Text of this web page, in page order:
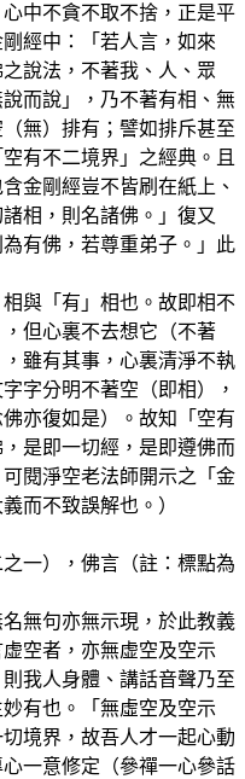
中不貪不取不捨，正是平
經中：「若人言，如來
說法，不著我、人、眾
而說」，乃不著有相、無
無）排有；譬如排斥甚至
有不二境界」之經典。且
金剛經豈不皆刷在紙上、
相，則名諸佛。」復又
有佛，若尊重弟子。」此
與「有」相也。故即相不
但心裏不去想它（不著
雖有其事，心裏清淨不執
字分明不著空（即相），
亦復如是）。故知「空有
是即一切經，是即遵佛而
閱淨空老法師開示之「金
而不致誤解也。）
一），佛言（註：標點為
無句亦無示現，於此教義
空者，亦無虚空及空示
我人身體、講話音聲乃至
有也。「無虛空及空示
境界，故吾人才一起心動
一意修定（參禪一心參話